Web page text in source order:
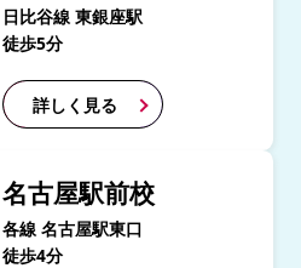
日比谷線 東銀座駅
徒歩5分
詳しく見る
名古屋駅前校
各線 名古屋駅東口
徒歩4分